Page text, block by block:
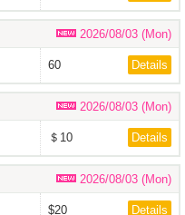
2026/08/03 (Mon)
60 Details
2026/08/03 (Mon)
＄10 Details
2026/08/03 (Mon)
$20 Details